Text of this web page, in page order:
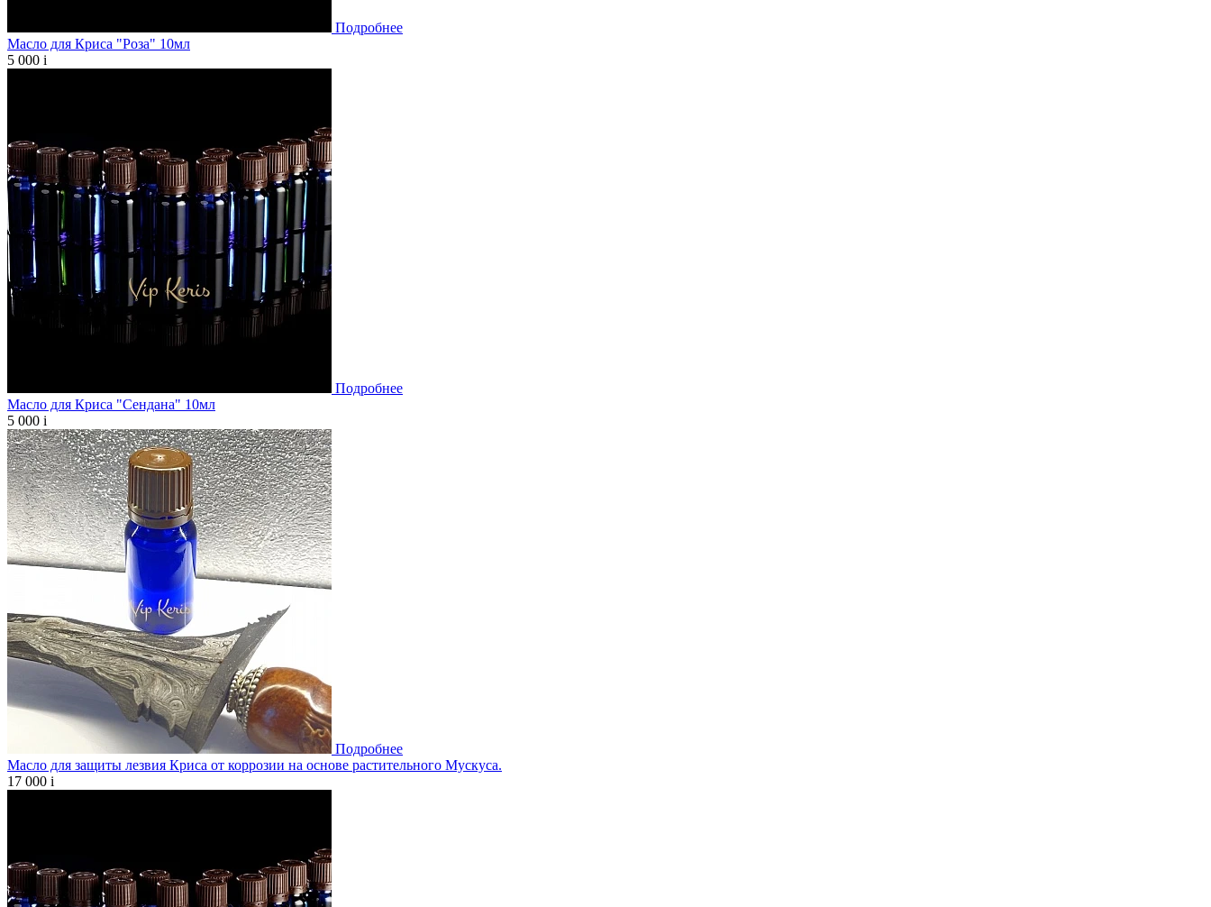
Подробнее
Масло для Криса "Роза" 10мл
5 000 i
Подробнее
Масло для Криса "Сендана" 10мл
5 000 i
Подробнее
Масло для защиты лезвия Криса от коррозии на основе растительного Мускуса.
17 000 i